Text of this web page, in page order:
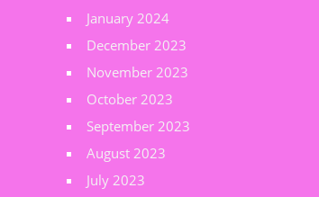
January 2024
December 2023
November 2023
October 2023
September 2023
August 2023
July 2023